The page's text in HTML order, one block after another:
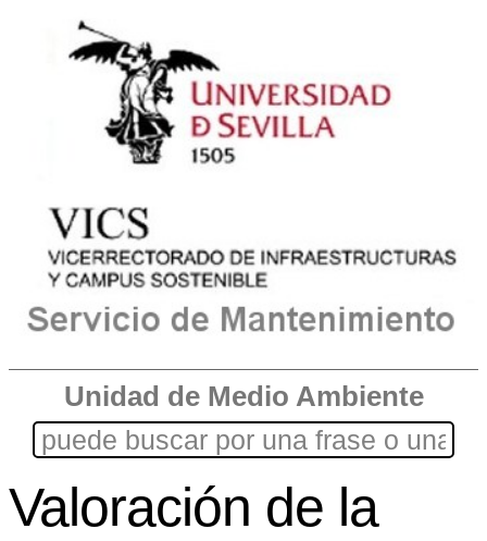
Unidad de Medio Ambiente
Valoración de la